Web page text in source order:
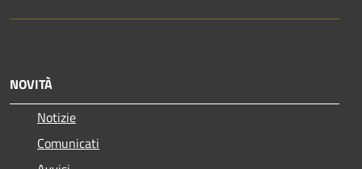
NOVITÀ
Notizie
Comunicati